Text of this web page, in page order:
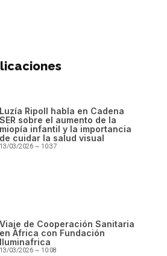
Luzía Ripoll habla en Cadena
SER sobre el aumento de la
miopía infantil y la importancia
de cuidar la salud visual
13/03/2026 10:37
Viaje de Cooperación Sanitaria
en África con Fundación
Iluminafrica
13/03/2026 10:08